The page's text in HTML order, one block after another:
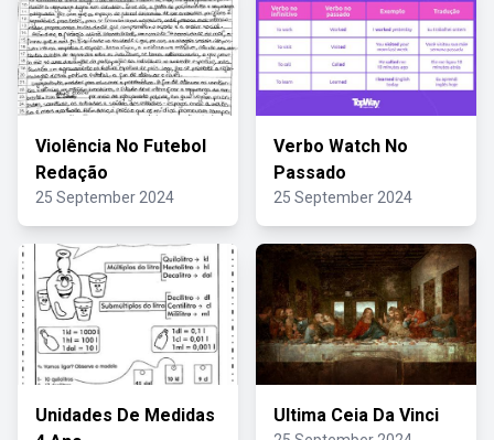
Violência No Futebol
Redação
25 September 2024
Verbo Watch No
Passado
25 September 2024
Unidades De Medidas
Ultima Ceia Da Vinci